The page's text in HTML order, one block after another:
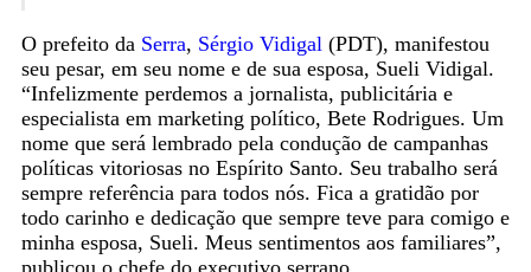
O prefeito da Serra, Sérgio Vidigal (PDT), manifestou
seu pesar, em seu nome e de sua esposa, Sueli Vidigal.
“Infelizmente perdemos a jornalista, publicitária e
especialista em marketing político, Bete Rodrigues. Um
nome que será lembrado pela condução de campanhas
políticas vitoriosas no Espírito Santo. Seu trabalho será
sempre referência para todos nós. Fica a gratidão por
todo carinho e dedicação que sempre teve para comigo e
minha esposa, Sueli. Meus sentimentos aos familiares”,
publicou o chefe do executivo serrano.